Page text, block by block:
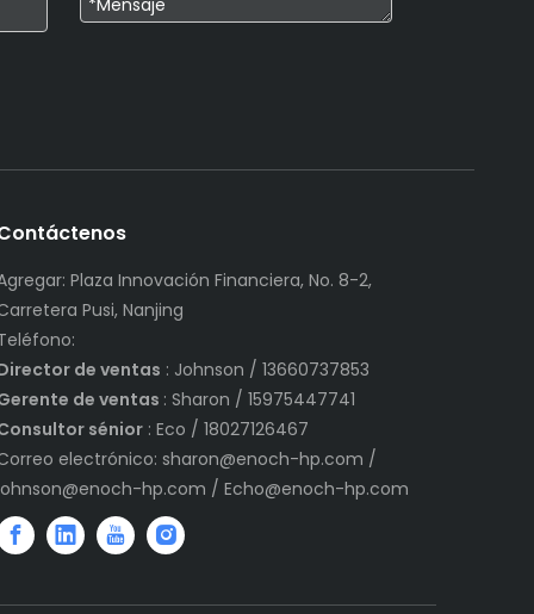
Plaza Innovación Financiera, No. 8-2,
Pusi, Nanjing
de ventas : Johnson / 13660737853
de ventas : Sharon / 15975447741
sénior: Eco / 18027126467
electrónico: sharon@enoch-hp.com /
hp.com / Echo@enoch-hp.com